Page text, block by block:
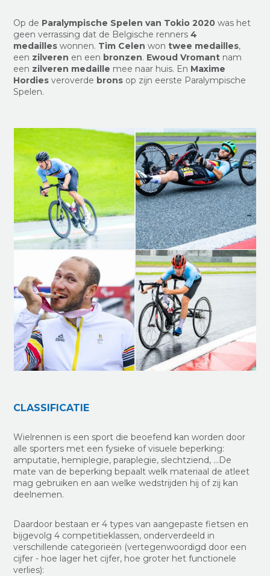
Op de Paralympische Spelen van Tokio 2020 was het
geen verrassing dat de Belgische renners4
medailles wonnen. Tim Celen wontwee medailles,
een zilveren en een bronzen. Ewoud Vromant nam
een zilveren medaille mee naar huis. En Maxime
Hordies veroverde brons op zijn eerste Paralympische
Spelen.
CLASSIFICATIE
Wielrennen is een sport die beoefend kan worden door
alle sporters met een fysieke of visuele beperking:
amputatie, hemiplegie, paraplegie, slechtziend, …De
mate van de beperking bepaalt welk materiaal de atleet
mag gebruiken en aan welke wedstrijden hij of zij kan
deelnemen.
Daardoor bestaan er 4 types van aangepaste fietsen en
bijgevolg 4 competitieklassen, onderverdeeld in
verschillende categorieën (vertegenwoordigd door een
cijfer - hoe lager het cijfer, hoe groter het functionele
verlies):